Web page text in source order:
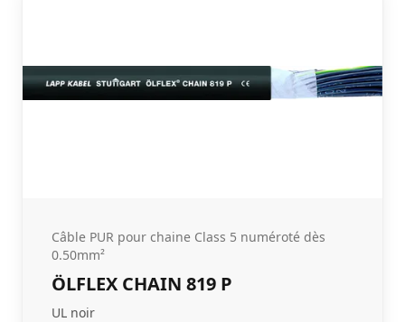
Câble PUR pour chaine Class 5 numéroté dès
0.50mm²
ÖLFLEX CHAIN 819 P
UL noir